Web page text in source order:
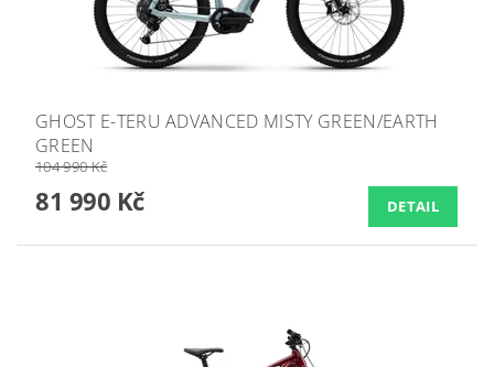
GHOST E-TERU ADVANCED MISTY GREEN/EARTH
GREEN
104 990 Kč
81 990 Kč DETAIL